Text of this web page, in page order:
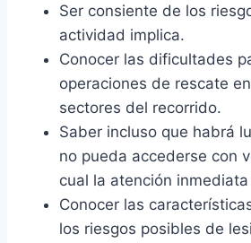
Ser consiente de los
actividad implica.
Conocer las dificultades
operaciones de rescate
sectores del recorrido.
Saber incluso que habrá
no pueda accederse con
cual la atención
Conocer las
los riesgos posibles de